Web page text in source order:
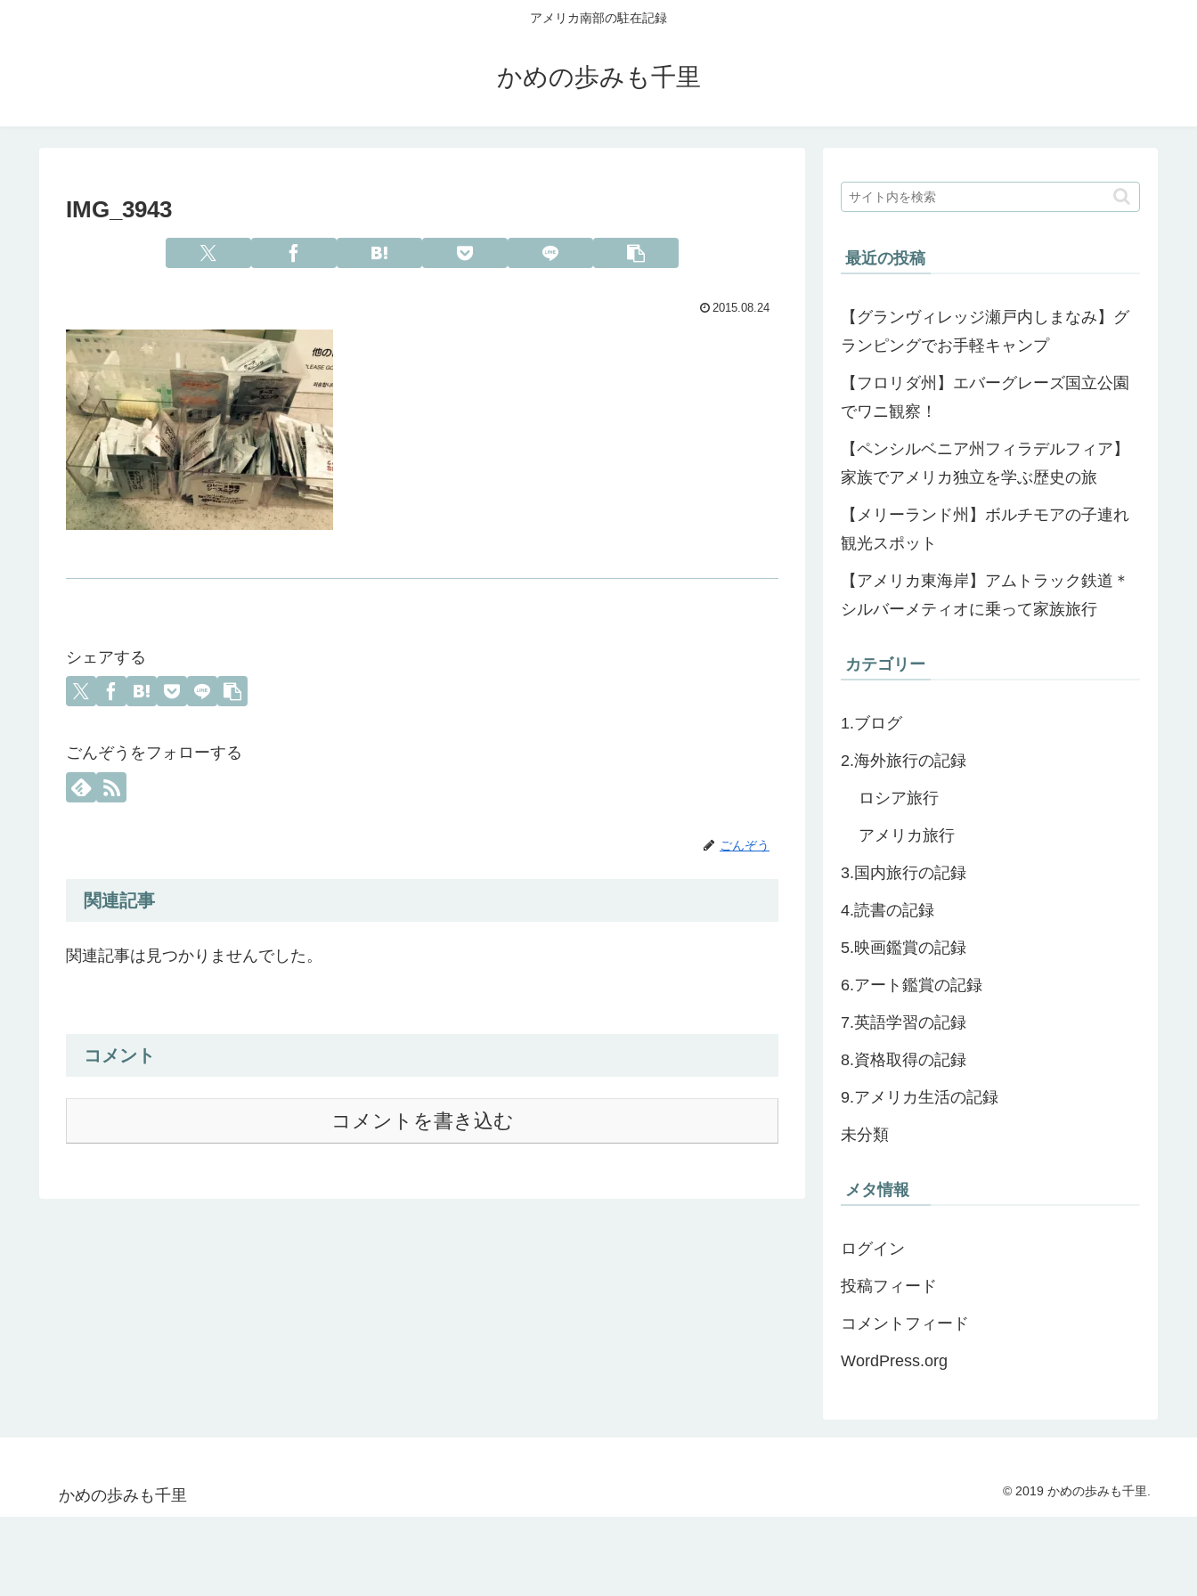
アメリカ南部の駐在記録
かめの歩みも千里
IMG_3943
2015.08.24
シェアする
ごんぞうをフォローする
ごんぞう
関連記事
関連記事は見つかりませんでした。
コメント
コメントを書き込む
最近の投稿
【グランヴィレッジ瀬戸内しまなみ】グ
ランピングでお手軽キャンプ
【フロリダ州】エバーグレーズ国立公園
でワニ観察！
【ペンシルベニア州フィラデルフィア】
家族でアメリカ独立を学ぶ歴史の旅
【メリーランド州】ボルチモアの子連れ
観光スポット
【アメリカ東海岸】アムトラック鉄道＊
シルバーメティオに乗って家族旅行
カテゴリー
1.ブログ
2.海外旅行の記録
ロシア旅行
アメリカ旅行
3.国内旅行の記録
4.読書の記録
5.映画鑑賞の記録
6.アート鑑賞の記録
7.英語学習の記録
8.資格取得の記録
9.アメリカ生活の記録
未分類
メタ情報
ログイン
投稿フィード
コメントフィード
WordPress.org
かめの歩みも千里 © 2019 かめの歩みも千里.